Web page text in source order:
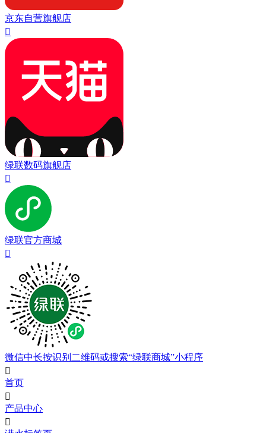
京东自营旗舰店

绿联数码旗舰店

绿联官方商城

微信中长按识别二维码或搜索“绿联商城”小程序

首页

产品中心
